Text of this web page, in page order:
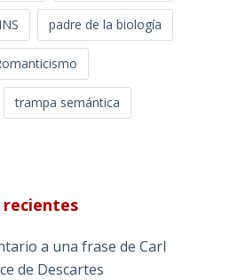
padre de la biología
trampa semántica
a una frase de Carl
de Descartes